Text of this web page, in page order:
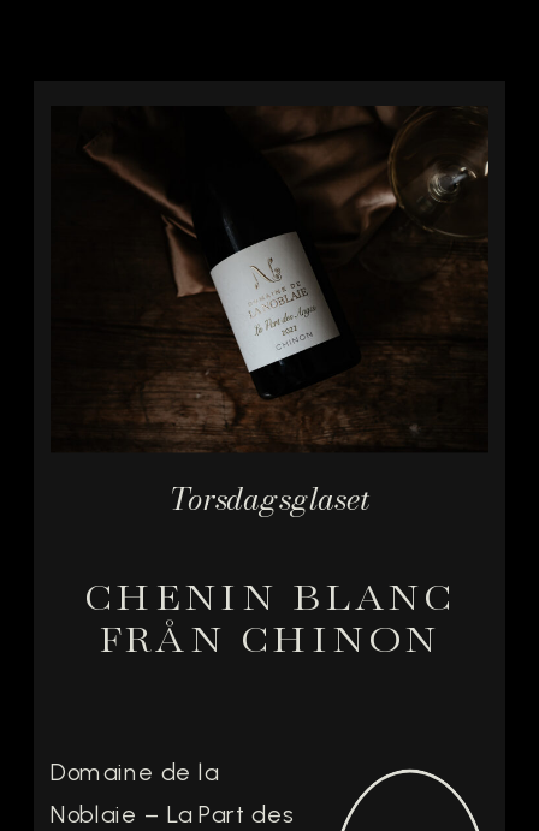
Torsdagsglaset
Domaine de la
Noblaie – La Part des
CHENIN BLANC
FRÅN CHINON